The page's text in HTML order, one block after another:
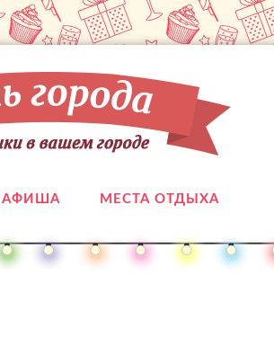
АФИША МЕСТА ОТДЫХА